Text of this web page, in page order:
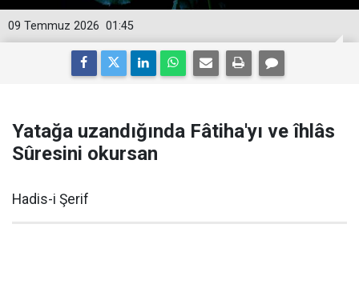
01:45
09 Temmuz 2026
Yatağa uzandığında Fâtiha'yı ve îhlâs
Sûresini okursan
Hadis-i Şerif